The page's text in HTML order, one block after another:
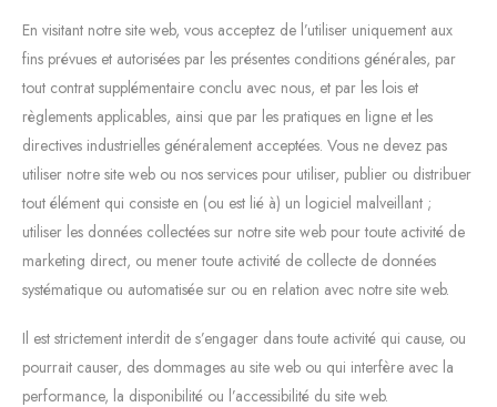
En visitant notre site web, vous acceptez de l’utiliser uniquement aux
fins prévues et autorisées par les présentes conditions générales, par
tout contrat supplémentaire conclu avec nous, et par les lois et
règlements applicables, ainsi que par les pratiques en ligne et les
directives industrielles généralement acceptées. Vous ne devez pas
utiliser notre site web ou nos services pour utiliser, publier ou distribuer
tout élément qui consiste en (ou est lié à) un logiciel malveillant ;
utiliser les données collectées sur notre site web pour toute activité de
marketing direct, ou mener toute activité de collecte de données
systématique ou automatisée sur ou en relation avec notre site web.
Il est strictement interdit de s’engager dans toute activité qui cause, ou
pourrait causer, des dommages au site web ou qui interfère avec la
performance, la disponibilité ou l’accessibilité du site web.